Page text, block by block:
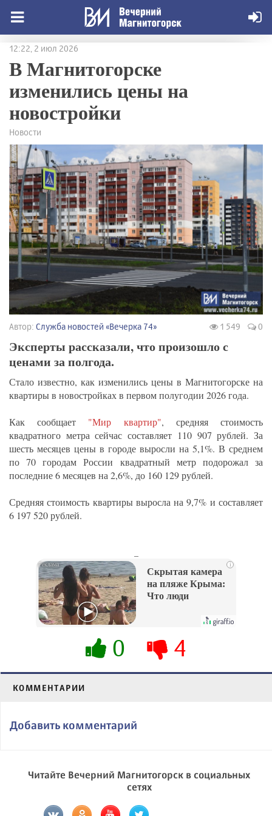
12:22, 2 июл 2026
В Магнитогорске
изменились цены на
новостройки
Новости
Автор: Служба новостей «Вечерка 74» 1 549 0
Эксперты рассказали, что произошло с
ценами за полгода.
Стало известно, как изменились цены в Магнитогорске на
квартиры в новостройках в первом полугодии 2026 года.
Как сообщает "Мир квартир", средняя стоимость
квадратного метра сейчас составляет 110 907 рублей. За
шесть месяцев цены в городе выросли на 5,1%. В среднем
по 70 городам России квадратный метр подорожал за
последние 6 месяцев на 2,6%, до 160 129 рублей.
Средняя стоимость квартиры выросла на 9,7% и составляет
6 197 520 рублей.
i
Скрытая камера
на пляже Крыма:
Что люди
их не видят...
0 4
КОММЕНТАРИИ
Добавить комментарий
Читайте Вечерний Магнитогорск в социальных
сетях